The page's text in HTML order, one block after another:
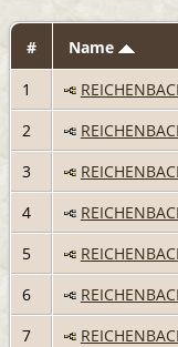
#
Name
1
2
3
4
5
6
7